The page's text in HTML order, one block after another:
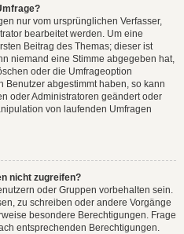
nur vom ursprünglichen Verfasser,
bearbeitet werden. Um eine
Beitrag des Themas; dieser ist
niemand eine Stimme abgegeben hat,
oder die Umfrageoption
abgestimmt haben, so kann
oder Administratoren geändert oder
von laufenden Umfragen
nicht zugreifen?
oder Gruppen vorbehalten sein.
zu schreiben oder andere Vorgänge
besondere Berechtigungen. Frage
entsprechenden Berechtigungen.